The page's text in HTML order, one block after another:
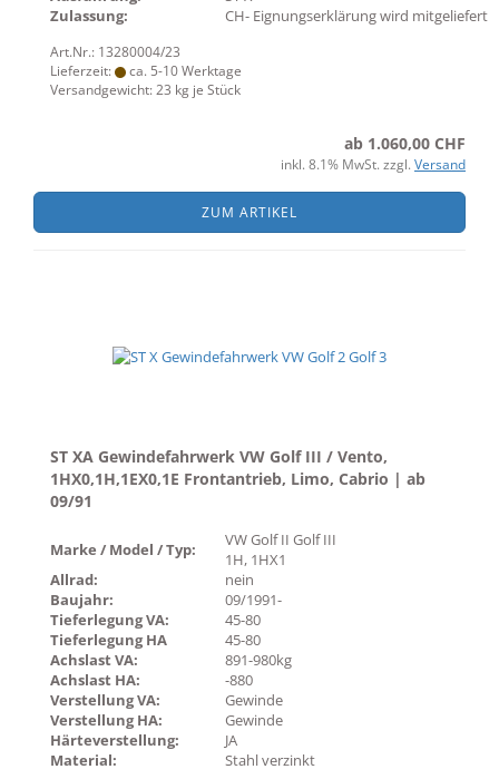
Zulassung:
CH- Eignungserklärung wird mitgeliefert
Art.Nr.: 13280004/23
Lieferzeit:
ca. 5-10 Werktage
Versandgewicht:23 kg je Stück
ab 1.060,00 CHF
inkl. 8.1% MwSt. zzgl. Versand
ZUM ARTIKEL
ST XA Gewindefahrwerk VW Golf III / Vento,
1HX0,1H,1EX0,1E Frontantrieb, Limo, Cabrio | ab
09/91
Marke / Model / Typ:
VW Golf II Golf III
1H, 1HX1
Allrad:
nein
Baujahr:
09/1991-
Tieferlegung VA:
45-80
Tieferlegung HA
45-80
Achslast VA:
891-980kg
Achslast HA:
-880
Verstellung VA:
Gewinde
Verstellung HA:
Gewinde
Härteverstellung:
JA
Material:
Stahl verzinkt